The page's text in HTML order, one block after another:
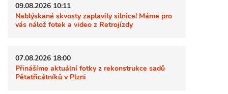
09.08.2026 10:11
Nablýskané skvosty zaplavily silnice! Máme pro
vás nálož fotek a video z Retrojízdy
07.08.2026 18:00
Přinášíme aktuální fotky z rekonstrukce sadů
Pětatřicátníků v Plzni